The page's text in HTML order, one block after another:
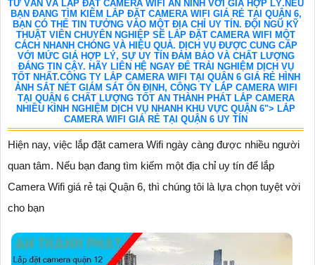
TƯ VẤN VÀ LẮP ĐẶT CAMERA WIFI AN NINH VỚI GIÁ HỢP LÝ.NẾU
BẠN ĐANG TÌM KIẾM LẮP ĐẶT CAMERA WIFI GIÁ RẺ TẠI QUẬN 6,
BẠN CÓ THỂ TIN TƯỞNG VÀO MỘT ĐỊA CHỈ UY TÍN. ĐỘI NGŨ KỸ
THUẬT VIÊN CHUYÊN NGHIỆP SẼ LẮP ĐẶT CAMERA WIFI MỘT
CÁCH NHANH CHÓNG VÀ HIỆU QUẢ. DỊCH VỤ ĐƯỢC CUNG CẤP
VỚI MỨC GIÁ HỢP LÝ, SỰ UY TÍN ĐẢM BẢO VÀ CHẤT LƯỢNG
ĐÁNG TIN CẬY. HÃY LIÊN HỆ NGAY ĐỂ TRẢI NGHIỆM DỊCH VỤ
TỐT NHẤT.CÔNG TY LẮP CAMERA WIFI TẠI QUẬN 6 GIÁ RẺ HÌNH
ẢNH SẮT NÉT GIÁM SÁT ỔN ĐỊNH, CÔNG TY LẮP CAMERA WIFI
TẠI QUẬN 6 CHẤT LƯỢNG TỐT AN THÀNH PHÁT LẮP CAMERA
NHIỀU KÌNH NGHIỆM DỊCH VỤ NHANH KHU VỰC QUẬN 6"> LẮP
CAMERA WIFI GIÁ RẺ TẠI QUẬN 6 UY TÍN
Hiện nay, việc lắp đặt camera Wifi ngày càng được nhiều người
quan tâm. Nếu bạn đang tìm kiếm một địa chỉ uy tín để lắp
Camera Wifi giá rẻ tại Quận 6, thì chúng tôi là lựa chọn tuyệt vời
cho bạn